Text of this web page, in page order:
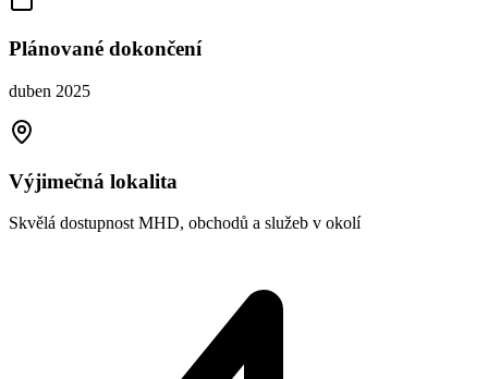
Plánované dokončení
duben 2025
Výjimečná lokalita
Skvělá dostupnost MHD, obchodů a služeb v okolí